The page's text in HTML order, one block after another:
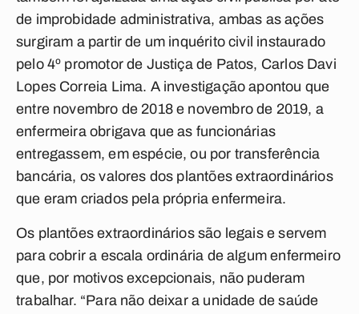
de improbidade administrativa, ambas as ações
surgiram a partir de um inquérito civil instaurado
pelo 4º promotor de Justiça de Patos, Carlos Davi
Lopes Correia Lima. A investigação apontou que
entre novembro de 2018 e novembro de 2019, a
enfermeira obrigava que as funcionárias
entregassem, em espécie, ou por transferência
bancária, os valores dos plantões extraordinários
que eram criados pela própria enfermeira.
Os plantões extraordinários são legais e servem
para cobrir a escala ordinária de algum enfermeiro
que, por motivos excepcionais, não puderam
trabalhar. “Para não deixar a unidade de saúde